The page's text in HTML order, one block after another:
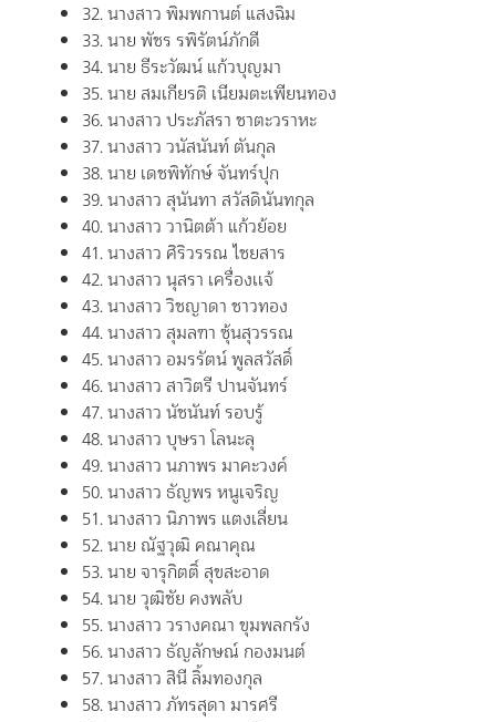
32. นางสาว พิมพกานต์ แสงฉิม
33. นาย พัชร รพิรัตน์ภักดี
34. นาย ธีระวัฒน์ แก้วบุญมา
35. นาย สมเกียรติ เนียมตะเพียนทอง
36. นางสาว ประภัสรา ชาตะวราหะ
37. นางสาว วนัสนันท์ ตันกุล
38. นาย เดชพิทักษ์ จันทร์ปุก
39. นางสาว สุนันทา สวัสดินันทกุล
40. นางสาว วานิตต้า แก้วย้อย
41. นางสาว ศิริวรรณ ไชยสาร
42. นางสาว นุสรา เครื่องเเจ้
43. นางสาว วิชญาดา ชาวทอง
44. นางสาว สุมลฑา ซุ้นสุวรรณ
45. นางสาว อมรรัตน์ พูลสวัสดิ์
46. นางสาว สาวิตรี ปานจันทร์
47. นางสาว นัชนันท์ รอบรู้
48. นางสาว บุษรา โลนะลุ
49. นางสาว นภาพร มาคะวงค์
50. นางสาว ธัญพร หนูเจริญ
51. นางสาว นิภาพร แตงเลี่ยน
52. นาย ณัฐวุฒิ คณาคุณ
53. นาย จารุกิตติ์ สุขสะอาด
54. นาย วุฒิชัย คงพลับ
55. นางสาว วรางคณา ขุมพลกรัง
56. นางสาว ธัญลักษณ์ กองมนต์
57. นางสาว สินี ลิ้มทองกุล
58. นางสาว ภัทรสุดา มารศรี